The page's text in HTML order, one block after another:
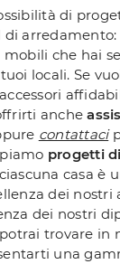
di
arredamento:
che hai
locali. Se
anche
contattaci
progetti
casa è
dei nostri
dei nostri
trovare in
una